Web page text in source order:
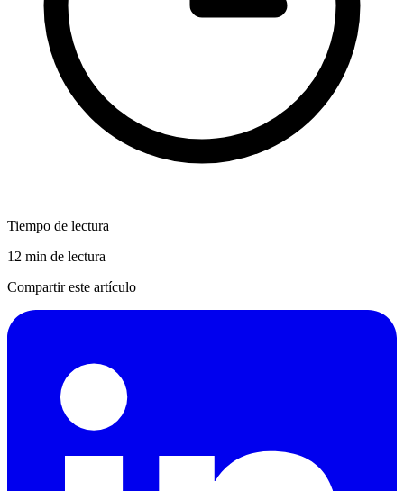
Tiempo de lectura
12 min de lectura
Compartir este artículo